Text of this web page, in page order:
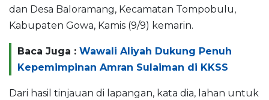
dan Desa Baloramang, Kecamatan Tompobulu,
Kabupaten Gowa, Kamis (9/9) kemarin.
Baca Juga : Wawali Aliyah Dukung Penuh
Kepemimpinan Amran Sulaiman di KKSS
Dari hasil tinjauan di lapangan, kata dia, lahan untuk